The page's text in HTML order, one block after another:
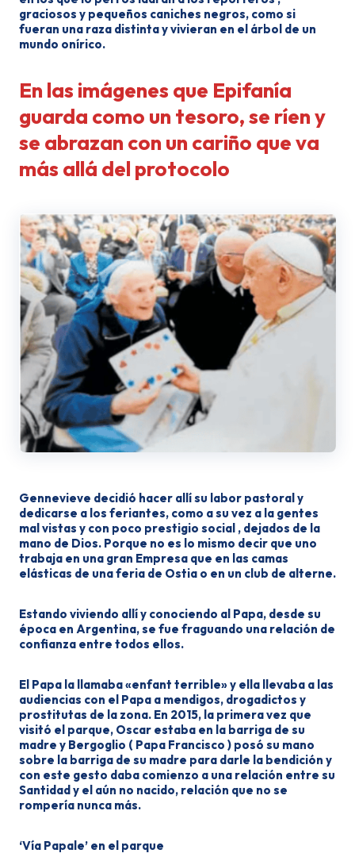
graciosos y pequeños caniches negros, como si
fueran una raza distinta y vivieran en el árbol de un
mundo onírico.
En las imágenes que Epifanía
guarda como un tesoro, se ríen y
se abrazan con un cariño que va
más allá del protocolo
Gennevieve decidió hacer allí su labor pastoral y
dedicarse a los fe­riantes, como a su vez a la gentes
mal vistas y con poco prestigio social , dejados de la
mano de Dios. Porque no es lo mismo decir que uno
trabaja en una gran Empresa que en las camas
elásticas de una feria de Ostia o en un club de alterne.
Estando viviendo allí y conociendo al Papa, desde su
época en Argentina, se fue fraguando una relación de
confianza entre todos ellos.
El Papa la llamaba «enfant terri­ble» y ella llevaba a las
audiencias con el Papa a mendigos, drogadictos y
prostitutas de la zona. En 2015, la primera vez que
visitó el parque, Oscar estaba en la barriga de su
madre y Bergoglio ( Papa Francisco ) posó su mano
sobre la barriga de su madre para darle la bendición y
con este gesto daba comienzo a una relación entre su
Santidad y el aún no na­cido, relación que no se
rompería nunca más.
‘Vía Papale’ en el parque